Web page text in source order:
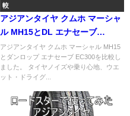
較
アジアンタイヤ クムホ マーシャ
ル MH15とDL エナセーブ
EC300との比較
アジアンタイヤ クムホ マーシャル MH15
とダンロップ エナセーブ EC300を比較し
ました。 タイヤノイズや乗り心地、ウエ
ット・ドライグ...